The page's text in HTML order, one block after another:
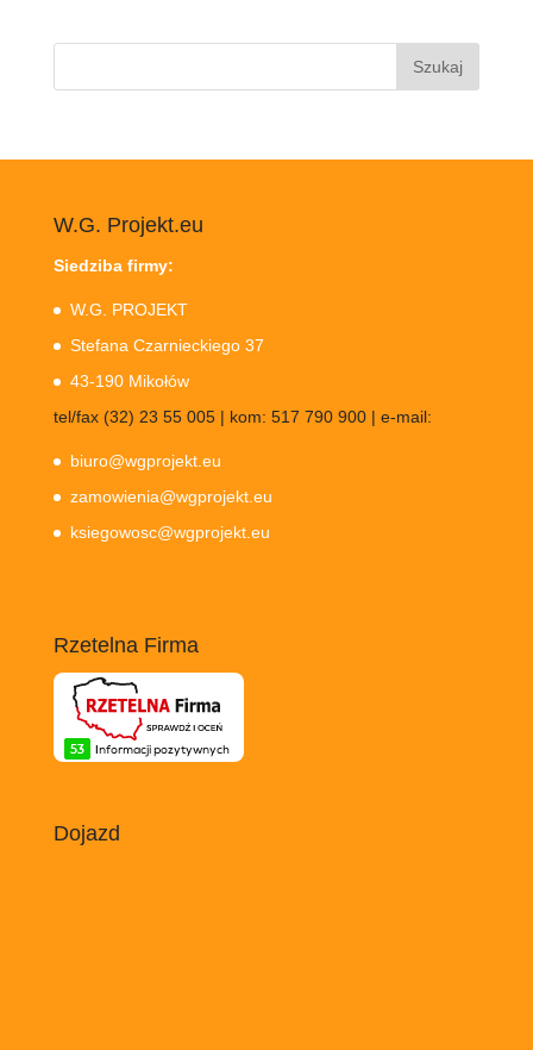
Szukaj:
W.G. Projekt.eu
Siedziba firmy:
W.G. PROJEKT
Stefana Czarnieckiego 37
43-190 Mikołów
tel/fax (32) 23 55 005 | kom: 517 790 900 | e-mail:
biuro@wgprojekt.eu
zamowienia@wgprojekt.eu
ksiegowosc@wgprojekt.eu
Rzetelna Firma
Dojazd